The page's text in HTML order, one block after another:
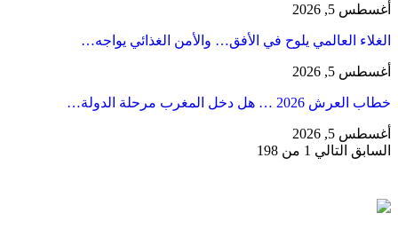
أغسطس 5, 2026
الغلاء العالمي يلوح في الأفق… والأمن الغذائي يواجه…
أغسطس 5, 2026
خطاب العرش 2026 … هل دخل المغرب مرحلة الدولة…
أغسطس 5, 2026
السابق التالي 1 من 198